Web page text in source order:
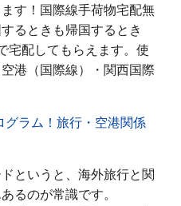
す！国際線手荷物宅配無
るときも帰国するとき
宅配してもらえます。使
港（国際線）・関西国際
ラム！旅行・空港関係
というと、海外旅行と関
るのが常識です。